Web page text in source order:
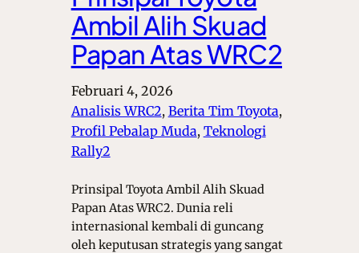
Ambil Alih Skuad
Papan Atas WRC2
Februari 4, 2026
Analisis WRC2, Berita Tim Toyota
Profil Pebalap Muda, Teknologi
Rally2
Prinsipal Toyota Ambil Alih Skuad
Papan Atas WRC2. Dunia reli
internasional kembali di guncang
oleh keputusan strategis yang sangat